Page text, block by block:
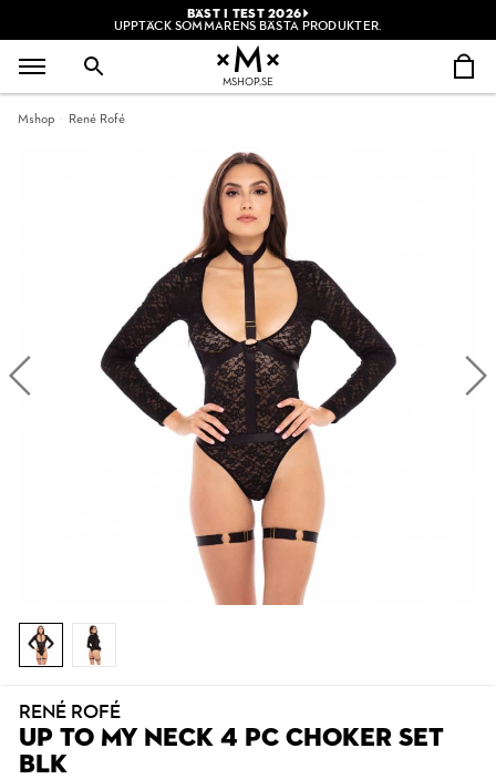
BÄST I TEST 2026
UPPTÄCK SOMMARENS BÄSTA PRODUKTER.
MSHOP.SE
Mshop René Rofé
RENÉ ROFÉ
UP TO MY NECK 4 PC CHOKER SET
BLK